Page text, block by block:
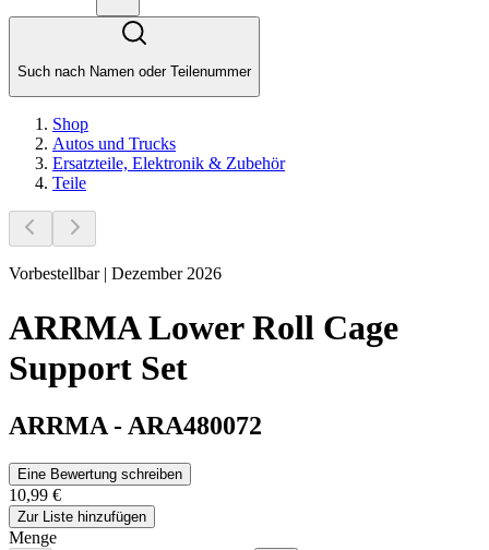
Such nach Namen oder Teilenummer
Shop
Autos und Trucks
Ersatzteile, Elektronik & Zubehör
Teile
Vorbestellbar | Dezember 2026
ARRMA Lower Roll Cage
Support Set
ARRMA - ARA480072
Eine Bewertung schreiben
10,99 €
Zur Liste hinzufügen
Menge